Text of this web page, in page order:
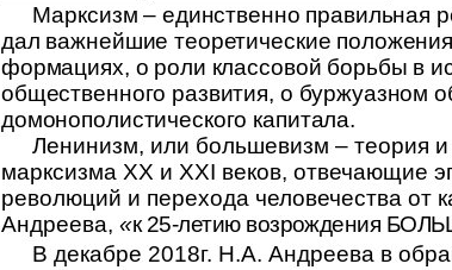
Марксизм – единственно правильная
дал важнейшие теоретические
формациях, о роли классовой борьбы в
общественного развития, о буржуазном
домонополистического капитала.
Ленинизм, или большевизм – теория
марксизма ХХ и ХХI веков, отвечающие
революций и перехода человечества от
Андреева, «к 25-летию возрождения
В декабре 2018г. Н.А. Андреева в